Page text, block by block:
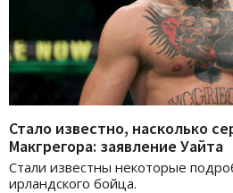
Стало известно, насколько
Макгрегора: заявление Уайта
Стали известны некоторые
ирландского бойца.